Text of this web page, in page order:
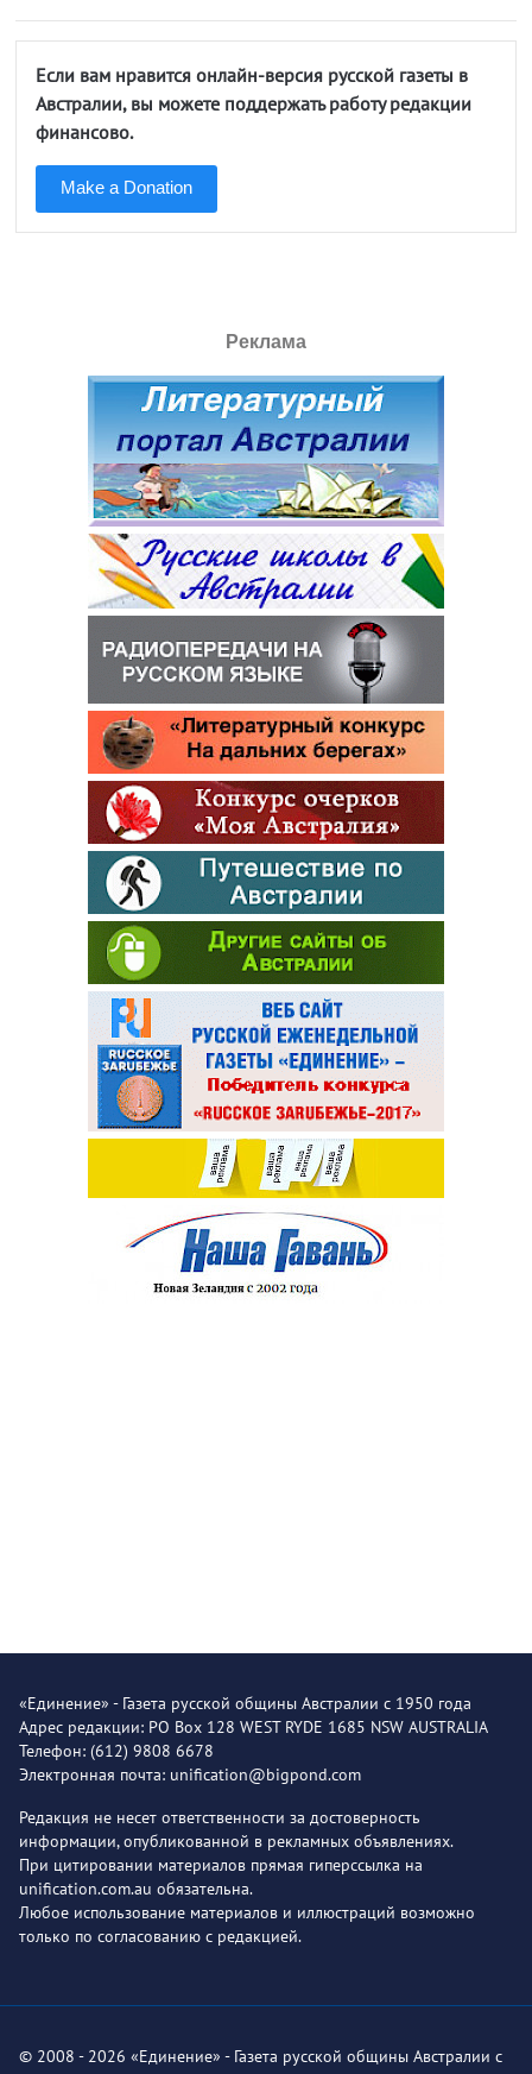
Если вам нравится онлайн-версия русской газеты в
Австралии, вы можете поддержать работу редакции
финансово.
Make a Donation
Реклама
«Единение» - Газета русской общины Австралии с 1950 года
Адрес редакции: PO Box 128 WEST RYDE 1685 NSW AUSTRALIA
Телефон: (612) 9808 6678
Электронная почта: unification@bigpond.com
Редакция не несет ответственности за достоверность
информации, опубликованной в рекламных объявлениях.
При цитировании материалов прямая гиперссылка на
unification.com.au обязательна.
Любое использование материалов и иллюстраций возможно
только по согласованию с редакцией.
© 2008 - 2026 «Единение» - Газета русской общины Австралии с